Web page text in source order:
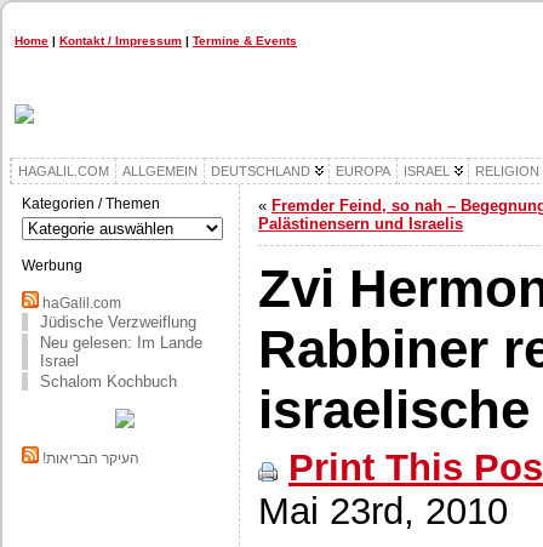
Home | Kontakt / Impressum | Termine & Events
HAGALIL.COM ALLGEMEIN DEUTSCHLAND EUROPA ISRAEL RELIGION
Kategorien / Themen
Kategorien
/
Themen
Werbung
haGalil.com
Jüdische Verzweiflung
Neu gelesen: Im Lande
Israel
Schalom Kochbuch
!העיקר הבריאות
« Fremder Feind, so nah –
Palästinensern und Israelis
Zvi
Rabbiner
Print This
Mai 23rd, 2010